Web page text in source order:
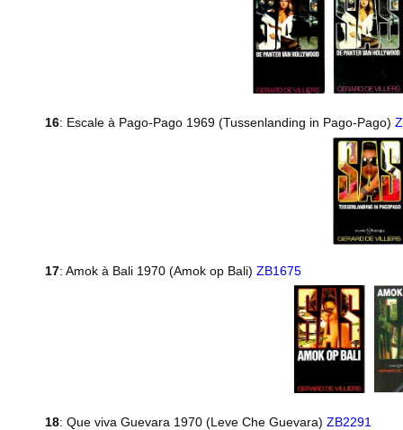
16: Escale à Pago-Pago 1969 (Tussenlanding in Pago-Pago)
17: Amok à Bali 1970 (Amok op Bali) ZB1675
18: Que viva Guevara 1970 (Leve Che Guevara) ZB2291